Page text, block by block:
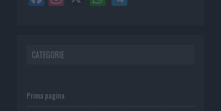
CATEGORIE
Prima pagina